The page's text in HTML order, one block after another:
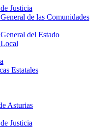
Justicia
de las Comunidades
del Estado
Estatales
Asturias
Justicia